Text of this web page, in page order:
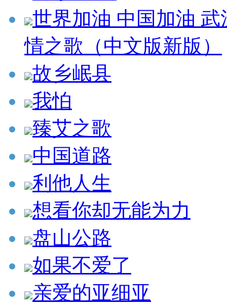
世界加油 中国加油
情之歌（中文版新版）
故乡岷县
我怕
臻艾之歌
中国道路
利他人生
想看你却无能为力
盘山公路
如果不爱了
亲爱的亚细亚